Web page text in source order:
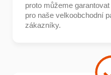
proto můžeme
pro naše velkoobchodní
zákazníky.